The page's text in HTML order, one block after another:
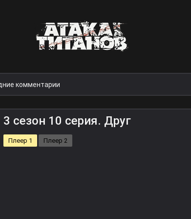
3 сезон 10 серия. Друг
Плеер 1 Плеер 2
комментарии